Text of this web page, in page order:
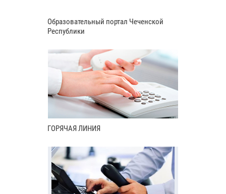
Образовательный портал Чеченской
Республики
ГОРЯЧАЯ ЛИНИЯ